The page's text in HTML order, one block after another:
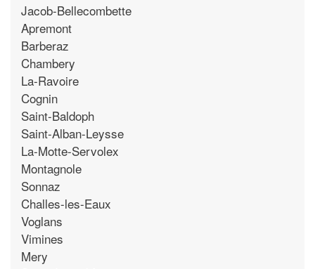
Jacob-Bellecombette
Apremont
Barberaz
Chambery
La-Ravoire
Cognin
Saint-Baldoph
Saint-Alban-Leysse
La-Motte-Servolex
Montagnole
Sonnaz
Challes-les-Eaux
Voglans
Vimines
Mery